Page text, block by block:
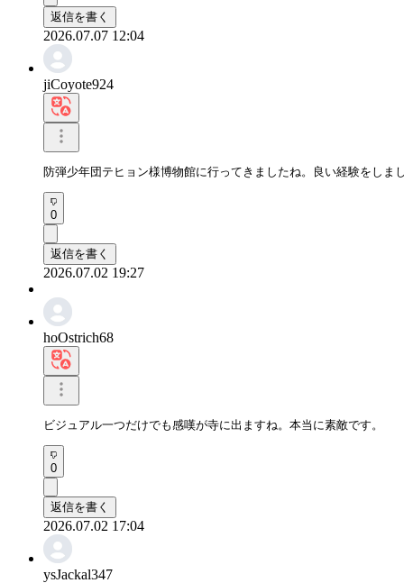
返信を書く
2026.07.07 12:04
jiCoyote924
防弾少年団テヒョン様博物館に行ってきましたね。良い経験をしま
0
返信を書く
2026.07.02 19:27
hoOstrich68
ビジュアル一つだけでも感嘆が寺に出ますね。本当に素敵です。
0
返信を書く
2026.07.02 17:04
ysJackal347